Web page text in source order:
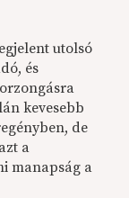
utolsó
és
kevesebb
de
a
manapság a